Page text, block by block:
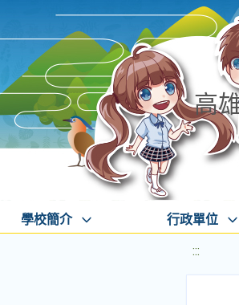
高
學校簡介 行政單位
:::